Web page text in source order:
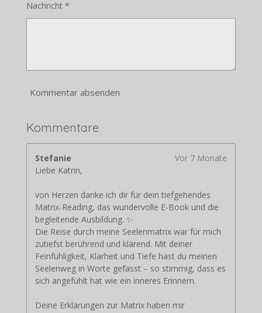
Nachricht *
Kommentar absenden
Kommentare
Stefanie
Vor 7 Monate
Liebe Katrin,
von Herzen danke ich dir für dein tiefgehendes
Matrix-Reading, das wundervolle E-Book und die
begleitende Ausbildung. ✨
Die Reise durch meine Seelenmatrix war für mich
zutiefst berührend und klärend. Mit deiner
Feinfühligkeit, Klarheit und Tiefe hast du meinen
Seelenweg in Worte gefasst – so stimmig, dass es
sich angefühlt hat wie ein inneres Erinnern.
Deine Erklärungen zur Matrix haben mir